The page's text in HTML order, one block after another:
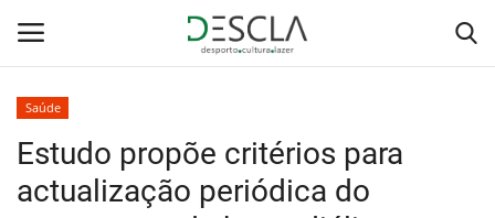
Home
Saúde
Estudo propõe critérios para
actualização periódica do